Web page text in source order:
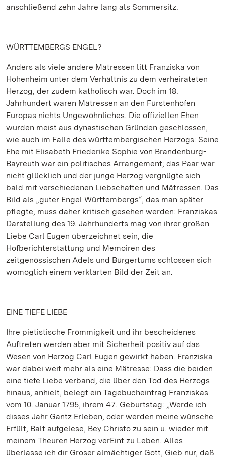
anschließend zehn Jahre lang als Sommersitz.
WÜRTTEMBERGS ENGEL?
Anders als viele andere Mätressen litt Franziska von
Hohenheim unter dem Verhältnis zu dem verheirateten
Herzog, der zudem katholisch war. Doch im 18.
Jahrhundert waren Mätressen an den Fürstenhöfen
Europas nichts Ungewöhnliches. Die offiziellen Ehen
wurden meist aus dynastischen Gründen geschlossen,
wie auch im Falle des württembergischen Herzogs: Seine
Ehe mit Elisabeth Friederike Sophie von Brandenburg-
Bayreuth war ein politisches Arrangement; das Paar war
nicht glücklich und der junge Herzog vergnügte sich
bald mit verschiedenen Liebschaften und Mätressen. Das
Bild als „guter Engel Württembergs“, das man später
pflegte, muss daher kritisch gesehen werden: Franziskas
Darstellung des 19. Jahrhunderts mag von ihrer großen
Liebe Carl Eugen überzeichnet sein, die
Hofberichterstattung und Memoiren des
zeitgenössischen Adels und Bürgertums schlossen sich
womöglich einem verklärten Bild der Zeit an.
EINE TIEFE LIEBE
Ihre pietistische Frömmigkeit und ihr bescheidenes
Auftreten werden aber mit Sicherheit positiv auf das
Wesen von Herzog Carl Eugen gewirkt haben. Franziska
war dabei weit mehr als eine Mätresse: Dass die beiden
eine tiefe Liebe verband, die über den Tod des Herzogs
hinaus, anhielt, belegt ein Tagebucheintrag Franziskas
vom 10. Januar 1795, ihrem 47. Geburtstag: „Werde ich
disses Jahr Gantz Erleben, oder werden meine wünsche
Erfült, Balt aufgelese, Bey Christo zu sein u. wieder mit
meinem Theuren Herzog verEint zu Leben. Alles
überlasse ich dir Groser almächtiger Gott, Gieb nur, daß